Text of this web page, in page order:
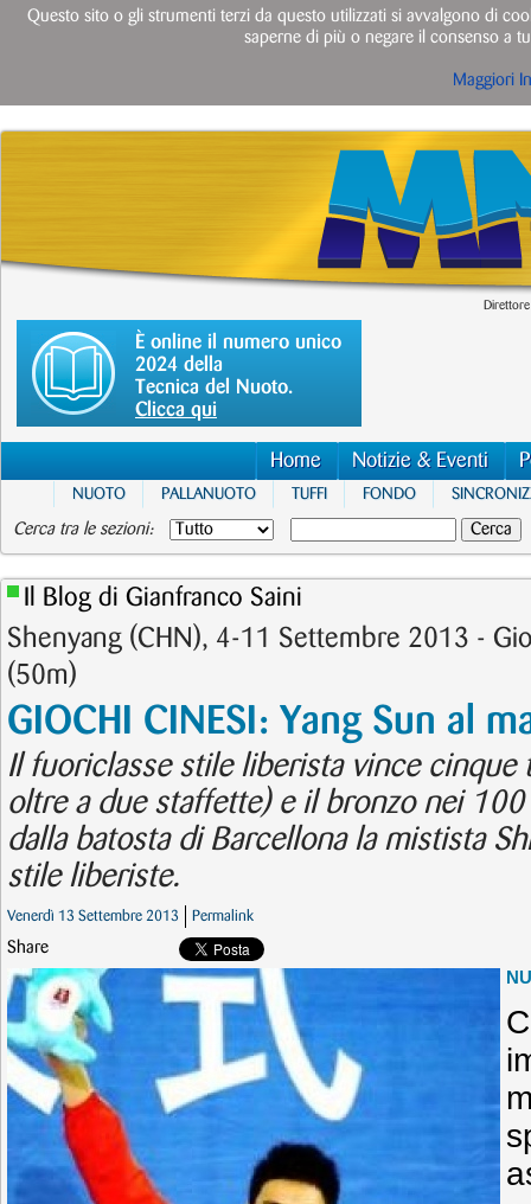
È online il numero unico
2024 della
Tecnica del Nuoto.
Clicca qui
Home Notizie & Eventi
NUOTO PALLANUOTO TUFFI FONDO
Cerca tra le sezioni:
Il Blog di Gianfranco Saini
Shenyang (CHN), 4-11 Settembre 2013 -
(50m)
GIOCHI CINESI: Yang Sun al
Il fuoriclasse stile liberista vince
oltre a due staffette) e il bronzo nei
dalla batosta di Barcellona la mistista
stile liberiste.
Venerdì 13 Settembre 2013 Permalink
Share
Questo sito o gli strumenti terzi da questo utilizzati si avvalgono di
saperne di più o negare il consenso a
Maggiori